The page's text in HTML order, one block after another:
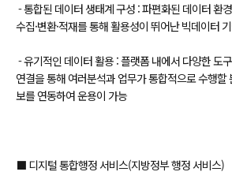
- 통합된 데이터 생태계 구성 : 파편화된 데이터 환
수집·변환·적재를 통해 활용성이 뛰어난 빅데이터
- 유기적인 데이터 활용 : 플랫폼 내에서 다양한 도
연결을 통해 여러분석과 업무가 통합적으로 수행할
보를 연동하여 운용이 가능
⬛ 디지털 통합행정 서비스(지방정부 행정 서비스)